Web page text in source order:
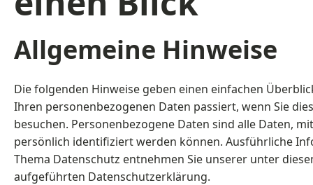
Allgemeine Hinweise
Die folgenden Hinweise geben einen einfachen
Ihren personenbezogenen Daten passiert, wenn Sie
besuchen. Personenbezogene Daten sind alle Daten,
persönlich identifiziert werden können. Ausführliche
Thema Datenschutz entnehmen Sie unserer unter
aufgeführten Datenschutzerklärung.